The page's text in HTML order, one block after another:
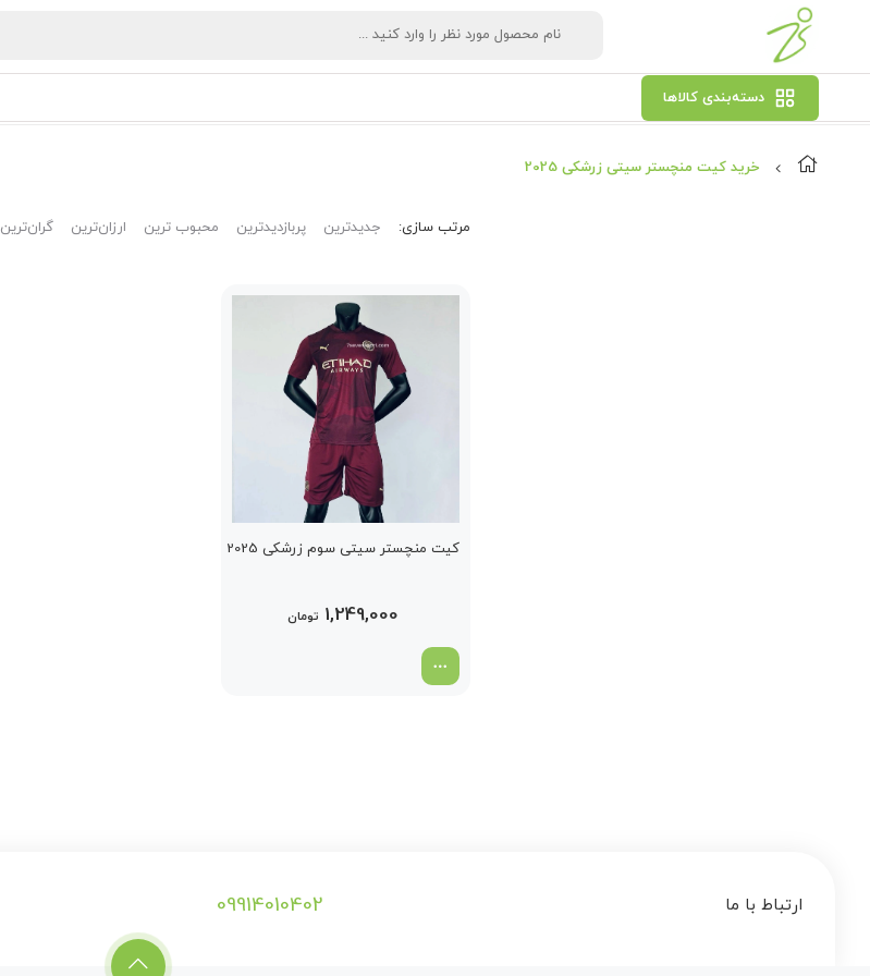
دسته‌بندی کالاها
خرید کیت منچستر سیتی زرشکی 2025
مرتب‌ سازی: جدیدترین پربازدیدترین محبوب ترین ارزان‌ترین گران‌ترین
کیت منچستر سیتی سوم زرشکی 2025
1,249,000 تومان
ارتباط با ما 09914010402